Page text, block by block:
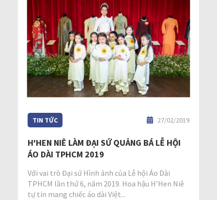
TIN TỨC 27/02/2019
H'HEN NIÊ LÀM ĐẠI SỨ QUẢNG BÁ LỄ HỘI
ÁO DÀI TPHCM 2019
Với vai trò Đại sứ Hình ảnh của Lễ hội Áo Dài
TPHCM lần thứ 6, năm 2019. Hoa hậu H’Hen Niê
tự tin mang chiếc áo dài Việt...